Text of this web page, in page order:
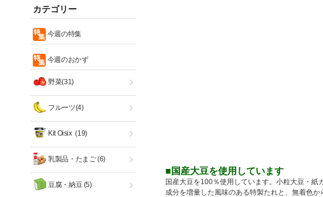
■国産大豆を使用しています
国産大豆を100％使用しています。小粒大豆・
成分を増量した風味のある特製たれと、無着色か
カテゴリー
今週の特集
今週のおかず
野菜(31)
フルーツ(4)
Kit Oisix (19)
乳製品・たまご(6)
豆腐・納豆(5)